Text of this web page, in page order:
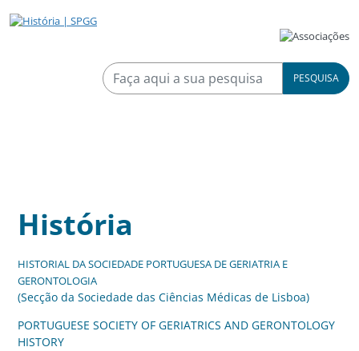
PESQUISA
História
HISTORIAL DA SOCIEDADE PORTUGUESA DE GERIATRIA E
GERONTOLOGIA
(Secção da Sociedade das Ciências Médicas de Lisboa)
PORTUGUESE SOCIETY OF GERIATRICS AND GERONTOLOGY
HISTORY